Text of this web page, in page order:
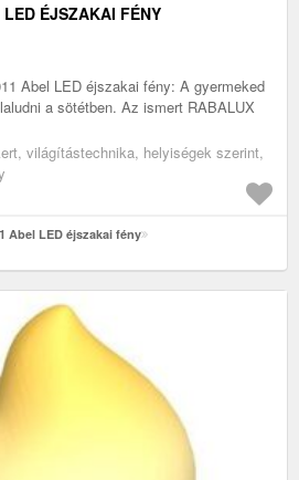
ÉJSZAKAI FÉNY
Abel LED éjszakai fény: A gyermeked
a sötétben. Az ismert RABALUX
világítástechnika, helyiségek szerint,
Abel LED éjszakai fény